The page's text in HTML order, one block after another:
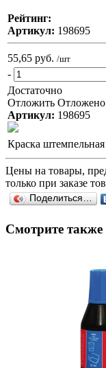
Рейтинг:
Артикул: 198695
55,65 руб. /шт
-
Достаточно
Отложить Отложено
Артикул: 198695
Краска
Цены на товары,
только при заказе
Поделиться…
Смотрите также